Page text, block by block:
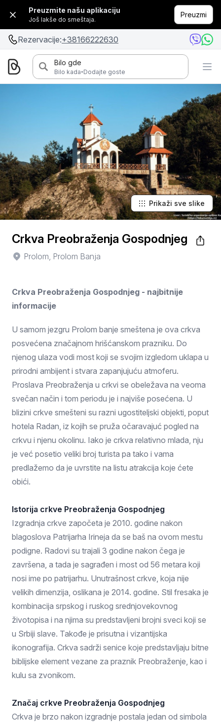
Preuzmite našu aplikaciju
Još lakše do smeštaja.
Preuzmi
Rezervacije:+38166222630
Bilo gde
Bilo kada·Dodajte goste
Prikaži sve slike
Crkva Preobraženja Gospodnjeg
Prolom, Prolom Banja
Crkva Preobraženja Gospodnjeg - najbitnije
informacije
U samom jezgru Prolom banje smeštena je ova crkva
posvećena značajnom hrišćanskom prazniku. Do
njenog ulaza vodi most koji se svojim izgledom uklapa u
prirodni ambijent i stvara zapanjujuću atmoferu.
Proslava Preobraženja u crkvi se obeležava na veoma
svečan način i tom periodu je i najviše posećena. U
blizini crkve smešteni su razni ugostiteljski objekti, poput
hotela Radan, iz kojih se pruža očaravajuć pogled na
crkvu i njenu okolinu. Iako je crkva relativno mlada, nju
je već posetio veliki broj turista pa tako i vama
predlažemo da je uvrstite na listu atrakcija koje ćete
obići.
Istorija crkve Preobraženja Gospodnjeg
Izgradnja crkve započeta je 2010. godine nakon
blagoslova Patrijarha Irineja da se baš na ovom mestu
podigne. Radovi su trajali 3 godine nakon čega je
završena, a tada je sagrađen i most od 56 metara koji
nosi ime po patrijarhu. Unutrašnost crkve, koja nije
velikih dimenzija, oslikana je 2014. godine. Stil fresaka je
kombinacija srpskog i ruskog srednjovekovnog
životopisa i na njima su predstavljeni brojni sveci koji se
u Srbiji slave. Takođe je prisutna i vizantijska
ikonografija. Crkva sadrži senice koje predstavljaju bitne
biblijske element vezane za praznik Preobraženje, kao i
kulu sa zvonikom.
Značaj crkve Preobraženja Gospodnjeg
Crkva je brzo nakon izgradnje postala jedan od simbola